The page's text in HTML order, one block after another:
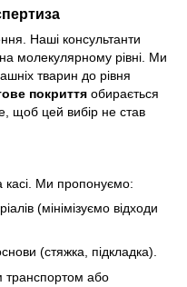
Наші консультанти
молекулярному рівні. Ми
тварин до рівня
покриття обирається
щоб цей вибір не став
касі. Ми пропонуємо:
(мінімізуємо відходи
(стяжка, підкладка).
транспортом або